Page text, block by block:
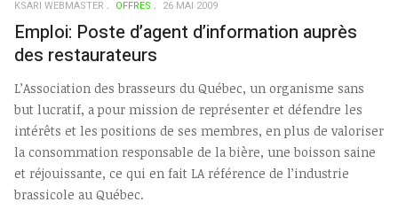
KSARI WEBMASTER OFFRES 26 MAI 2009
Emploi: Poste d’agent d’information auprès
des restaurateurs
L’Association des brasseurs du Québec, un organisme sans
but lucratif, a pour mission de représenter et défendre les
intérêts et les positions de ses membres, en plus de valoriser
la consommation responsable de la bière, une boisson saine
et réjouissante, ce qui en fait LA référence de l’industrie
brassicole au Québec.